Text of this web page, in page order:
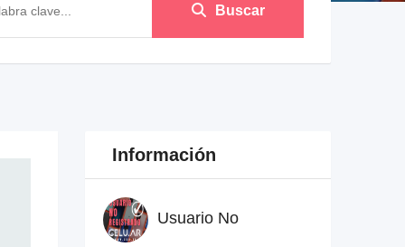
Buscar
Información
Usuario No